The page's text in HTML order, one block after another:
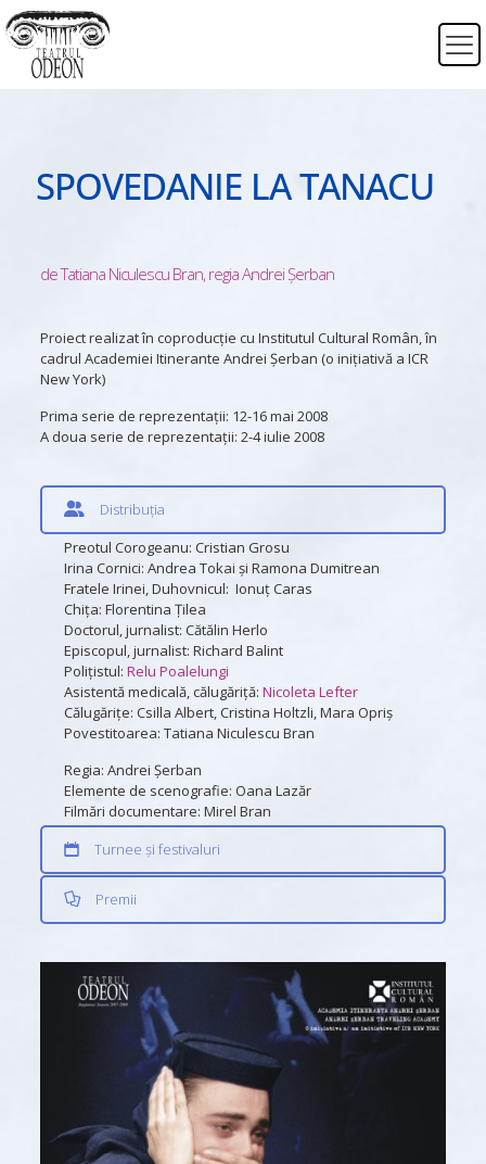
SPOVEDANIE LA TANACU
de Tatiana Niculescu Bran, regia Andrei Șerban
Proiect realizat în coproducție cu Institutul Cultural Român, în
cadrul Academiei Itinerante Andrei Șerban (o inițiativă a ICR
New York)
Prima serie de reprezentații: 12-16 mai 2008
A doua serie de reprezentații: 2-4 iulie 2008
Distribuția
Preotul Corogeanu: Cristian Grosu
Irina Cornici: Andrea Tokai şi Ramona Dumitrean
Fratele Irinei, Duhovnicul: Ionuţ Caras
Chiţa: Florentina Ţilea
Doctorul, jurnalist: Cătălin Herlo
Episcopul, jurnalist: Richard Balint
Poliţistul: Relu Poalelungi
Asistentă medicală, călugăriţă: Nicoleta Lefter
Călugăriţe: Csilla Albert, Cristina Holtzli, Mara Opriş
Povestitoarea: Tatiana Niculescu Bran
Regia: Andrei Șerban
Elemente de scenografie: Oana Lazăr
Filmări documentare: Mirel Bran
Turnee și festivaluri
Premii